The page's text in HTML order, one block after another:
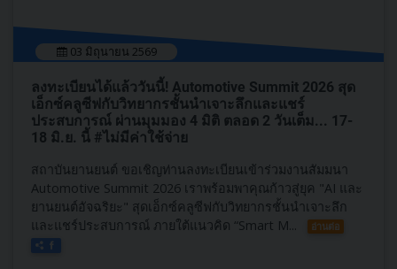
03 มิถุนายน 2569
ลงทะเบียนได้แล้ววันนี้! Automotive Summit 2026 สุด
เอ็กซ์คลูซีฟกับวิทยากรชั้นนำเจาะลึกและแชร์
ประสบการณ์ ผ่านมุมมอง 4 มิติ ตลอด 2 วันเต็ม... 17-
18 มิ.ย. นี้ #ไม่มีค่าใช้จ่าย
สถาบันยานยนต์ ขอเชิญท่านลงทะเบียนเข้าร่วมงานสัมมนา
Automotive Summit 2026 เราพร้อมพาคุณก้าวสู่ยุค "AI และ
ยานยนต์อัจฉริยะ" สุดเอ็กซ์คลูซีฟกับวิทยากรชั้นนำเจาะลึก
และแชร์ประสบการณ์ ภายใต้แนวคิด “Smart M...
อ่านต่อ